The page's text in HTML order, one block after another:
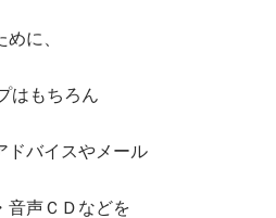
に、
はもちろん
ドバイスやメール
音声ＣＤなどを